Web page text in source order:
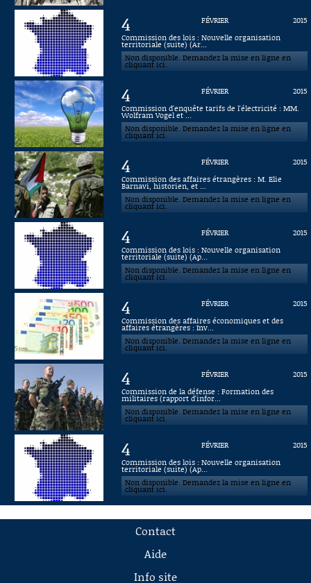
4 FÉVRIER
2015
Commission des lois : Nouvelle organisation
territoriale (suite) (Ar...
Non disponible. Demandez la mise en ligne en
cliquant ici.
4 FÉVRIER
2015
Commission d'enquête tarifs de l'électricité : MM.
Wolfram Vogel et ...
Non disponible. Demandez la mise en ligne en
cliquant ici.
4 FÉVRIER
2015
Commission des affaires étrangères : M. Elie
Barnavi, historien, et ...
Non disponible. Demandez la mise en ligne en
cliquant ici.
4 FÉVRIER
2015
Commission des lois : Nouvelle organisation
territoriale (suite) (Ap...
Non disponible. Demandez la mise en ligne en
cliquant ici.
4 FÉVRIER
2015
Commission des affaires économiques et des
affaires étrangères : Inv...
Non disponible. Demandez la mise en ligne en
cliquant ici.
4 FÉVRIER
2015
Commission de la défense : Formation des
militaires (rapport d'infor...
Non disponible. Demandez la mise en ligne en
cliquant ici.
4 FÉVRIER
2015
Commission des lois : Nouvelle organisation
territoriale (suite) (Ap...
Non disponible. Demandez la mise en ligne en
cliquant ici.
Contact
Aide
Info site